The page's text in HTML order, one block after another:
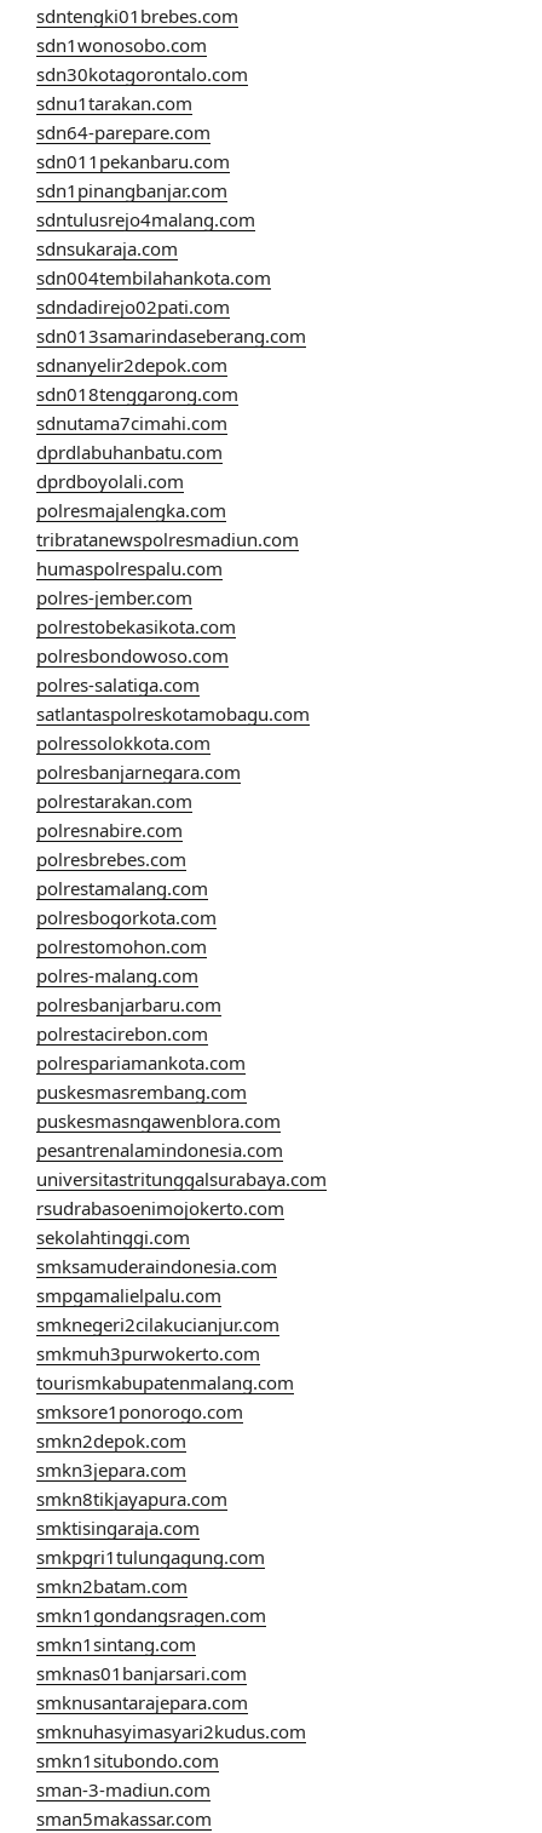
sdntengki01brebes.com
sdn1wonosobo.com
sdn30kotagorontalo.com
sdnu1tarakan.com
sdn64-parepare.com
sdn011pekanbaru.com
sdn1pinangbanjar.com
sdntulusrejo4malang.com
sdnsukaraja.com
sdn004tembilahankota.com
sdndadirejo02pati.com
sdn013samarindaseberang.com
sdnanyelir2depok.com
sdn018tenggarong.com
sdnutama7cimahi.com
dprdlabuhanbatu.com
dprdboyolali.com
polresmajalengka.com
tribratanewspolresmadiun.com
humaspolrespalu.com
polres-jember.com
polrestobekasikota.com
polresbondowoso.com
polres-salatiga.com
satlantaspolreskotamobagu.com
polressolokkota.com
polresbanjarnegara.com
polrestarakan.com
polresnabire.com
polresbrebes.com
polrestamalang.com
polresbogorkota.com
polrestomohon.com
polres-malang.com
polresbanjarbaru.com
polrestacirebon.com
polrespariamankota.com
puskesmasrembang.com
puskesmasngawenblora.com
pesantrenalamindonesia.com
universitastritunggalsurabaya.com
rsudrabasoenimojokerto.com
sekolahtinggi.com
smksamuderaindonesia.com
smpgamalielpalu.com
smknegeri2cilakucianjur.com
smkmuh3purwokerto.com
tourismkabupatenmalang.com
smksore1ponorogo.com
smkn2depok.com
smkn3jepara.com
smkn8tikjayapura.com
smktisingaraja.com
smkpgri1tulungagung.com
smkn2batam.com
smkn1gondangsragen.com
smkn1sintang.com
smknas01banjarsari.com
smknusantarajepara.com
smknuhasyimasyari2kudus.com
smkn1situbondo.com
sman-3-madiun.com
sman5makassar.com